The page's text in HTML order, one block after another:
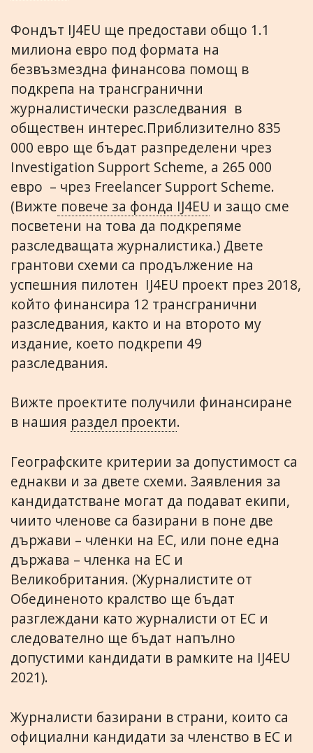
Фондът IJ4EU ще предостави общо 1.1
милиона евро под формата на
безвъзмездна финансова помощ в
подкрепа на трансгранични
журналистически разследвания в
обществен интерес.Приблизително 835
000 евро ще бъдат разпределени чрез
Investigation Support Scheme, а 265 000
евро – чрез Freelancer Support Scheme.
(Вижте повече за фонда IJ4EU и защо сме
посветени на това да подкрепяме
разследващата журналистика.) Двете
грантови схеми са продължение на
успешния пилотен IJ4EU проект през 2018,
който финансира 12 трансгранични
разследвания, както и на второто му
издание, което подкрепи 49
разследвания.
Вижте проектите получили финансиране
в нашия раздел проекти.
Географските критерии за допустимост са
еднакви и за двете схеми. Заявления за
кандидатстване могат да подават екипи,
чиито членове са базирани в поне две
държави – членки на ЕС, или поне една
държава – членка на ЕС и
Великобритания. (Журналистите от
Обединеното кралство ще бъдат
разглеждани като журналисти от ЕС и
следователно ще бъдат напълно
допустими кандидати в рамките на IJ4EU
2021).
Журналисти базирани в страни, които са
официални кандидати за членство в ЕС и